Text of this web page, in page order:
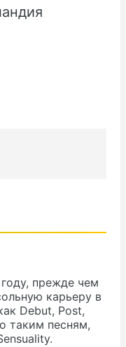
прежде чем
карьеру в
Debut, Post,
таким песням,